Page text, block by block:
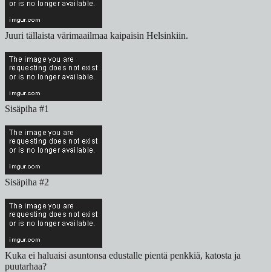
Juuri tällaista värimaailmaa kaipaisin Helsinkiin.
Sisäpiha #1
Sisäpiha #2
Kuka ei haluaisi asuntonsa edustalle pientä penkkiä, katosta ja
puutarhaa?